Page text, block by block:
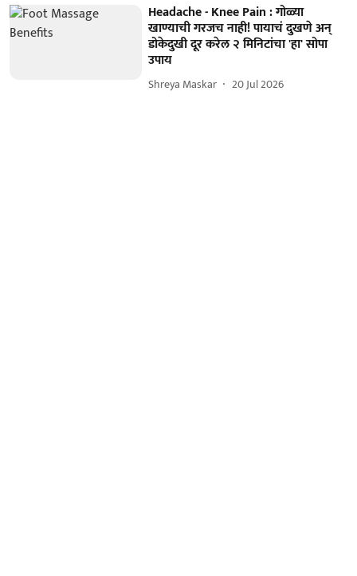
Headache - Knee Pain : गोळ्या
खाण्याची गरजच नाही! पायाचं दुखणे अन्
डोकेदुखी दूर करेल २ मिनिटांचा 'हा' सोपा
उपाय
Shreya Maskar 20 Jul 2026